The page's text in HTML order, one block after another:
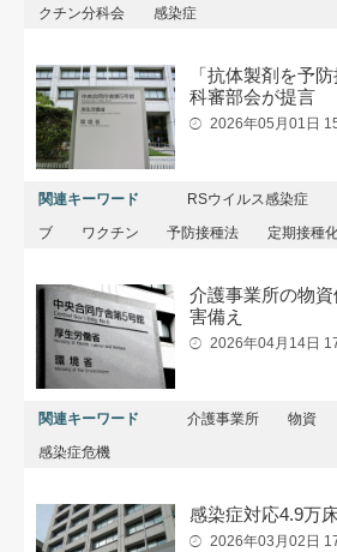
クチン分科会
感染症
「抗体製剤を予
科審部会が提言
2026年05月01日
関連キーワード RSウイルス感染症
ブ
ワクチン 予防接種法 定期接種
介護事業所の物
害備え
2026年04月14日
関連キーワード 介護事業所 物資
感染症危機
感染症対応4.9万
2026年03月02日